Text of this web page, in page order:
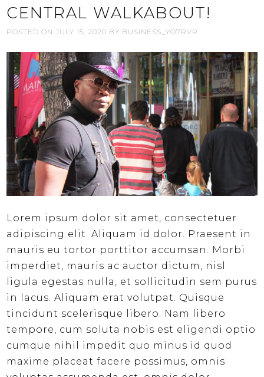
CENTRAL WALKABOUT!
POSTED ON JULY 15, 2020 BY BUSINESS_YO7RVR
Lorem ipsum dolor sit amet, consectetuer
adipiscing elit. Aliquam id dolor. Praesent in
mauris eu tortor porttitor accumsan. Morbi
imperdiet, mauris ac auctor dictum, nisl
ligula egestas nulla, et sollicitudin sem purus
in lacus. Aliquam erat volutpat. Quisque
tincidunt scelerisque libero. Nam libero
tempore, cum soluta nobis est eligendi optio
cumque nihil impedit quo minus id quod
maxime placeat facere possimus, omnis